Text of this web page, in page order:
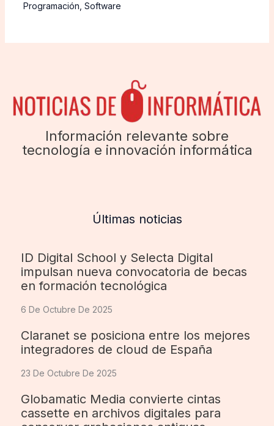
Programación, Software
Información relevante sobre
tecnología e innovación informática
Últimas noticias
ID Digital School y Selecta Digital
impulsan nueva convocatoria de becas
en formación tecnológica
6 De Octubre De 2025
Claranet se posiciona entre los mejores
integradores de cloud de España
23 De Octubre De 2025
Globamatic Media convierte cintas
cassette en archivos digitales para